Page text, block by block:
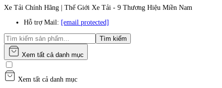
Xe Tải Chính Hãng | Thế Giới Xe Tải - 9 Thương Hiệu Miền Nam
Hỗ trợ Mail: [email protected]
Tìm kiếm
Xem tất cả danh mục
Xem tất cả danh mục